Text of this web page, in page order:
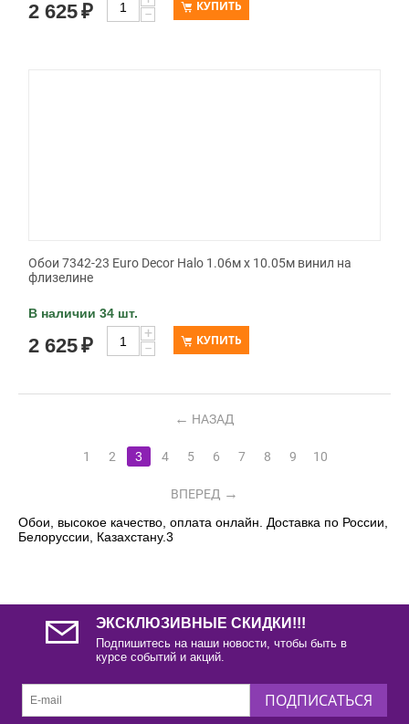
2 625₽
−
КУПИТЬ
Обои 7342-23 Euro Decor Halo 1.06м x 10.05м винил на
флизелине
В наличии 34 шт.
2 625₽
+
−
КУПИТЬ
НАЗАД
1 2 3 4 5 6 7 8 9 10
ВПЕРЕД
Обои, высокое качество, оплата онлайн. Доставка по России,
Белоруссии, Казахстану.3
ЭКСКЛЮЗИВНЫЕ СКИДКИ!!!
Подпишитесь на наши новости, чтобы быть в
курсе событий и акций.
ПОДПИСАТЬСЯ